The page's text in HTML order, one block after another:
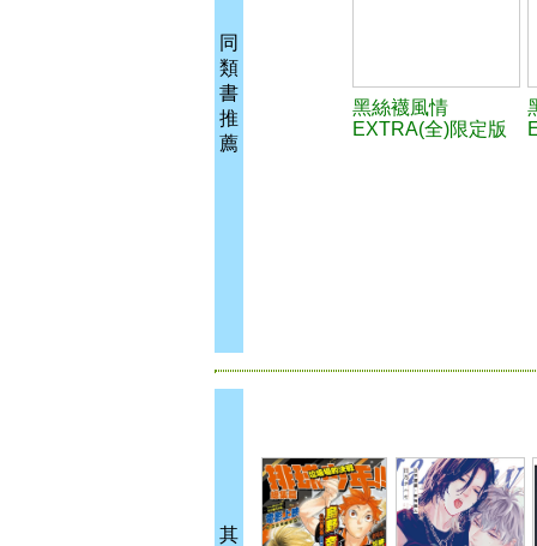
同
類
書
推
薦
黑絲襪風情
EXTRA(全)限定版
其